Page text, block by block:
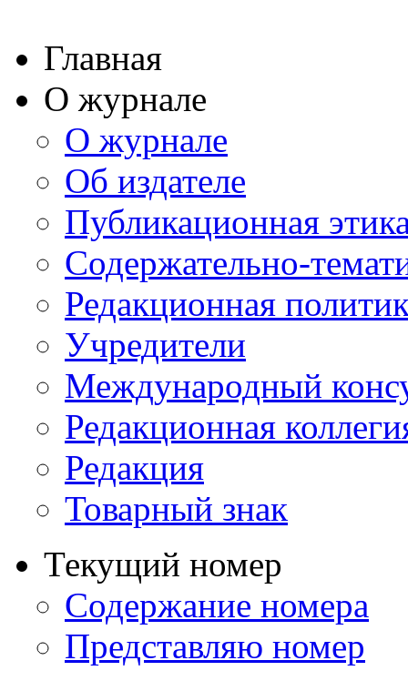
Главная
О журнале
О журнале
Об издателе
Публикационная
Содержательно-
Редакционная
Учредители
Международный
Редакционная
Редакция
Товарный знак
Текущий номер
Содержание номера
Представляю номер